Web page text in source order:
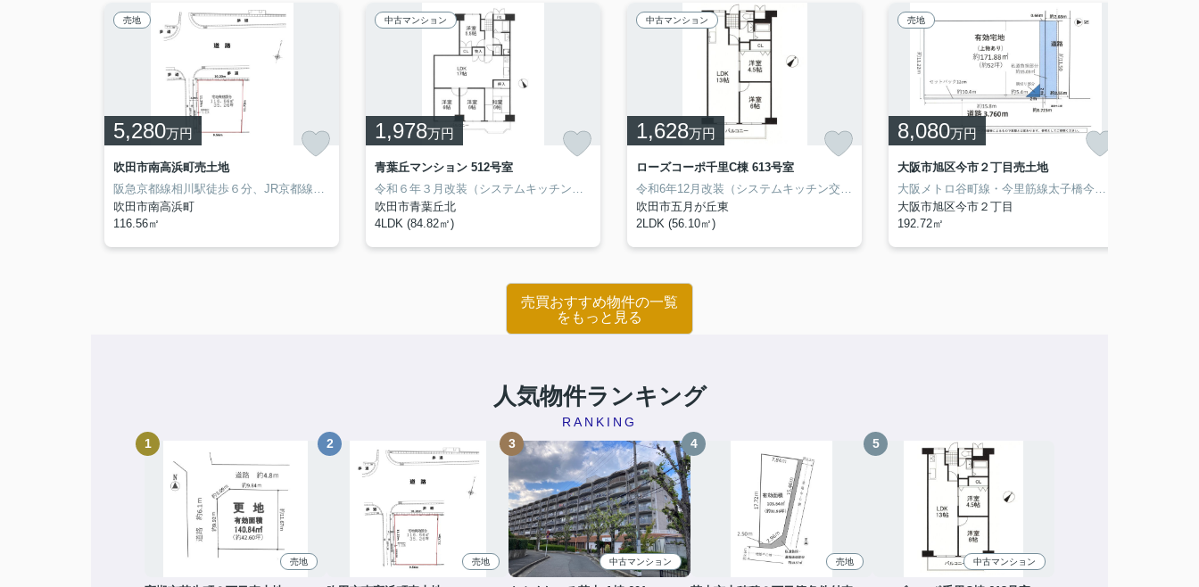
売地
5,280万円
吹田市南高浜町売土地
阪急京都線相川駅徒歩６分、JR京都線吹田駅徒歩10分の実測済の角地！
吹田市南高浜町
116.56㎡
中古マンション
1,978万円
青葉丘マンション 512号室
令和６年３月改装（システムキッチン交換、ユニットバス交換、洗面台交換、トイレ交換、クロス張り替え、畳表替え、ふすま張替え、ハウスクリーニング他）
吹田市青葉丘北
4LDK (84.82㎡)
中古マンション
1,628万円
ローズコーポ千里C棟 613号室
令和6年12月改装（システムキッチン交換、ユニットバス交換、洗面台交換、トイレ交換、洗濯パン・洗濯水栓交換、クロス張り替え、ハウスクリーニングほか）
吹田市五月が丘東
2LDK (56.10㎡)
売地
8,080万円
大阪市旭区今市２丁目売土地
大阪メトロ谷町線・今里筋線太子橋今市駅まで徒歩３分ほか２線４駅が徒歩圏内。
大阪市旭区今市２丁目
192.72㎡
売買おすすめ物件の一覧
をもっと見る
人気物件ランキング
RANKING
売地 売地 中古マンション 売地 中古マンション